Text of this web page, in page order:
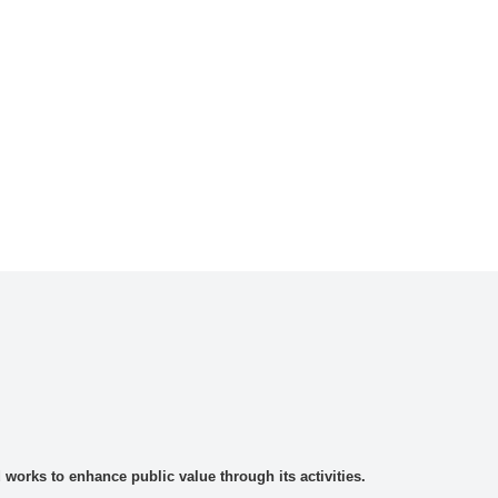
to enhance public value through its activities.